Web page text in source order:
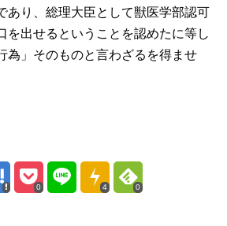
あり、総理大臣として獣医学部認可
を出せるということを認めたに等し
為」そのものと言わざるを得ませ
0 4 0